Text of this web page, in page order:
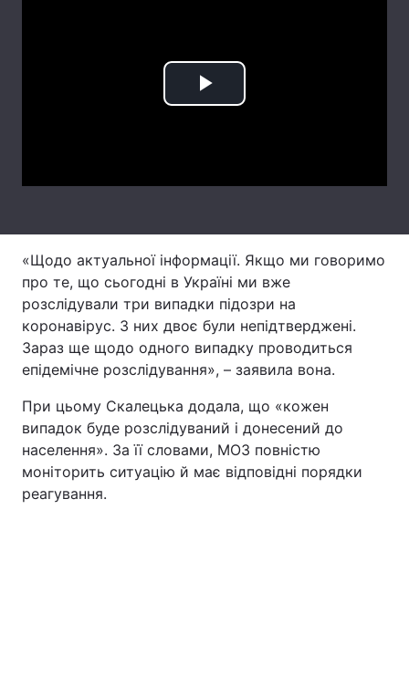
Play
«Щодо актуальної інформації. Якщо ми говоримо
про те, що сьогодні в Україні ми вже
розслідували три випадки підозри на
коронавірус. З них двоє були непідтверджені.
Зараз ще щодо одного випадку проводиться
епідемічне розслідування», – заявила вона.
При цьому Скалецька додала, що «кожен
випадок буде розслідуваний і донесений до
населення». За її словами, МОЗ повністю
моніторить ситуацію й має відповідні порядки
реагування.